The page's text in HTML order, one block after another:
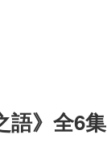
語》全6集